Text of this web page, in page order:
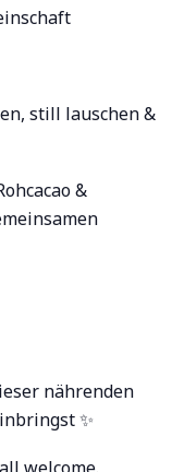
still lauschen &
&
nährenden
✨